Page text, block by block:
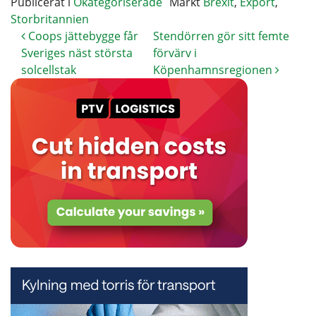
Storbritannien
Coops jättebygge får
Sveriges näst största
solcellstak
Stendörren gör sitt femte
förvärv i
Köpenhamnsregionen